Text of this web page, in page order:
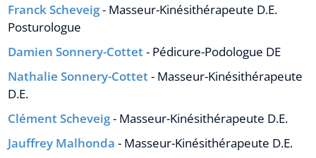
Franck Scheveig- Masseur-Kinésithérapeute D.E.
Posturologue
Damien Sonnery-Cottet- Pédicure-Podologue DE
Nathalie Sonnery-Cottet- Masseur-Kinésithérapeute
D.E.
Clément Scheveig- Masseur-Kinésithérapeute D.E.
Jauffrey Malhonda - Masseur-Kinésithérapeute D.E.